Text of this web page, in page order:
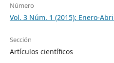
Número
Vol. 3 Núm. 1 (2015): Enero-
Sección
Artículos científicos